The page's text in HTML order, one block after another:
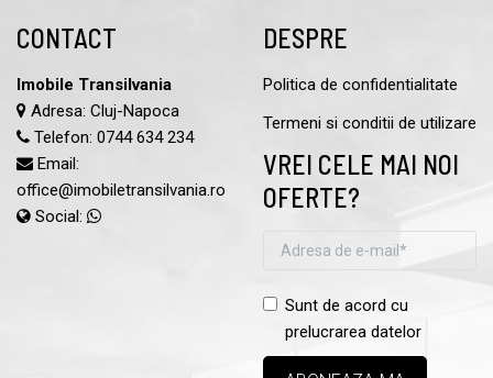
CONTACT
Imobile Transilvania
Adresa: Cluj-Napoca
Telefon: 0744 634 234
Email:
office@imobiletransilvania.ro
Social:
DESPRE
Politica de confidentialitate
Termeni si conditii de utilizare
VREI CELE MAI NOI
OFERTE?
Sunt de acord cu
prelucrarea datelor